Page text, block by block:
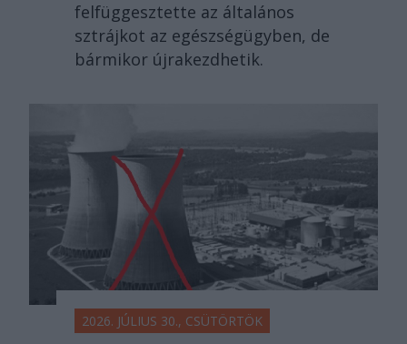
felfüggesztette az általános
sztrájkot az egészségügyben, de
bármikor újrakezdhetik.
2026. JÚLIUS 30., CSÜTÖRTÖK